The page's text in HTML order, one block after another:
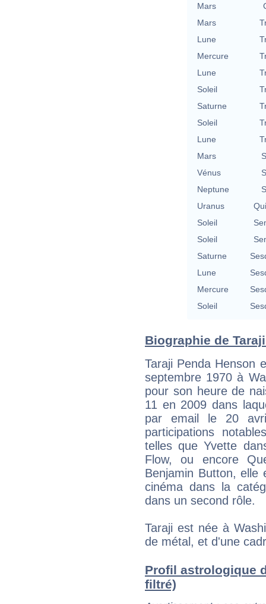
Mars
Mars
Lune
Mercure
Lune
Soleil
Saturne
Soleil
Lune
Mars
Vénus
Neptune
Uranus
Soleil
Soleil
Saturne
Lune
Mercure
Soleil
Biographie de
Taraji Penda Henson
septembre 1970 à
pour son heure de
11 en 2009 dans
par email le 20
participations
telles que Yvette
Flow, ou encore
Benjamin Button, elle
cinéma dans la
dans un second rôle.
Taraji est née à
de métal, et d'une
Profil astrologique
filtré)